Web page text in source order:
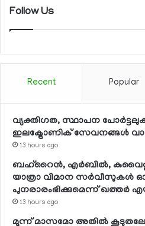
Follow Us
Recent Popular
വ്യക്തിഗത, സ്ഥാപന
ഇലക്ട്രോണിക് സേവനങ്ങള്‍
13 hours ago
ബഹ്റൈന്‍, എര്‍ബില്‍, കുവൈറ്റ്
യാത്രാ വിമാന സര്‍വീസുകള്‍
പുനരാരംഭിക്കുമെന്ന് ഖത്തര്‍
13 hours ago
മൂന്ന് മാസമോ അതില്‍